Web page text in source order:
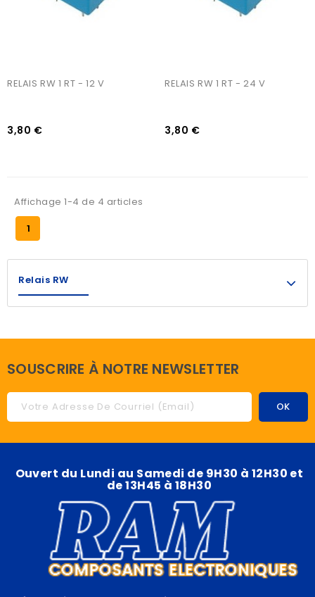
RELAIS RW 1 RT - 12 V
3,80 €
RELAIS RW 1 RT - 24 V
3,80 €
Affichage 1-4 de 4 articles
1
Relais RW
SOUSCRIRE À NOTRE NEWSLETTER
Ouvert du Lundi au Samedi de 9H30 à 12H30 et
de 13H45 à 18H30